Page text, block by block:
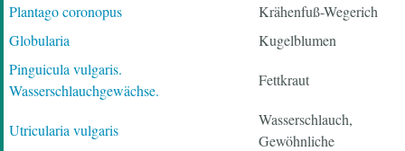
Plantago coronopus
Krähenfuß-Wegerich
Globularia
Kugelblumen
Pinguicula vulgaris.
Wasserschlauchgewächse.
Fettkraut
Utricularia vulgaris
Wasserschlauch,
Gewöhnliche